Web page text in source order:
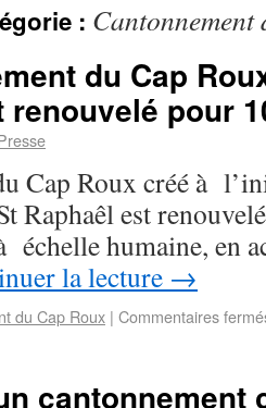
: Cantonnement
du Cap
renouvelé pour
Cap Roux créé à
Raphaêl est
échelle humaine, en
la lecture →
du Cap Roux | Commentaires
cantonnement